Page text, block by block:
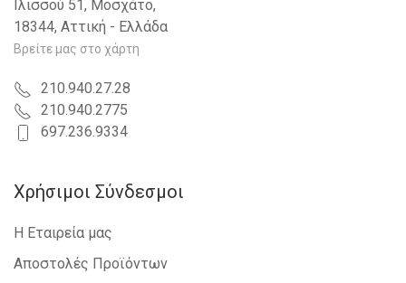
Ιλισσού 51, Μοσχάτο,
18344, Αττική - Ελλάδα
Βρείτε μας στο χάρτη
210.940.27.28
210.940.2775
697.236.9334
Χρήσιμοι Σύνδεσμοι
Η Εταιρεία μας
Αποστολές Προϊόντων